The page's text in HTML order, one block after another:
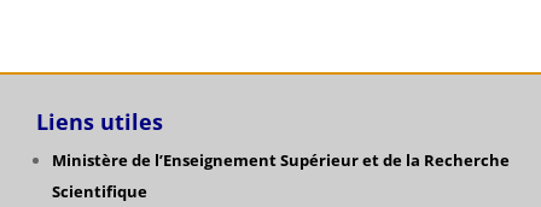
Liens utiles
Ministère de l’Enseignement Supérieur et de la Recherche
Scientifique